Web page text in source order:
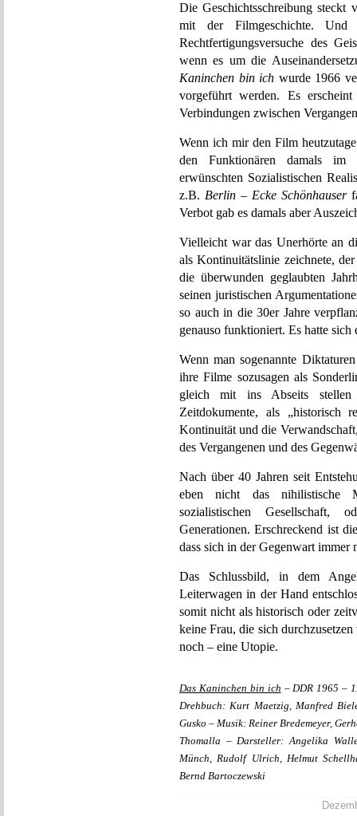
Die Geschichtsschreibung
mit der Filmgeschichte. Und
Rechtfertigungsversuche des
wenn es um die
Kaninchen bin ich wurde 1966
vorgeführt werden. Es
Verbindungen zwischen
Wenn ich mir den Film
den Funktionären damals im
erwünschten Sozialistischen
z.B. Berlin – Ecke Schönhauser
Verbot gab es damals aber
Vielleicht war das Unerhörte an
als Kontinuitätslinie zeichnete,
die überwunden geglaubten
seinen juristischen
so auch in die 30er Jahre
genauso funktioniert. Es hatte sich
Wenn man sogenannte
ihre Filme sozusagen als
gleich mit ins Abseits
Zeitdokumente, als „historisch
Kontinuität und die
des Vergangenen und des
Nach über 40 Jahren seit
eben nicht das nihilistische
sozialistischen Gesellschaft,
Generationen. Erschreckend ist
dass sich in der Gegenwart immer
Das Schlussbild, in dem
Leiterwagen in der Hand
somit nicht als historisch oder
keine Frau, die sich
noch – eine Utopie.
Das Kaninchen bin ich – DDR 1965 –
Drehbuch: Kurt Maetzig, Manfred
Gusko – Musik: Reiner Bredemeyer,
Thomalla – Darsteller: Angelika
Münch, Rudolf Ulrich, Helmut
Bernd Bartoczewski